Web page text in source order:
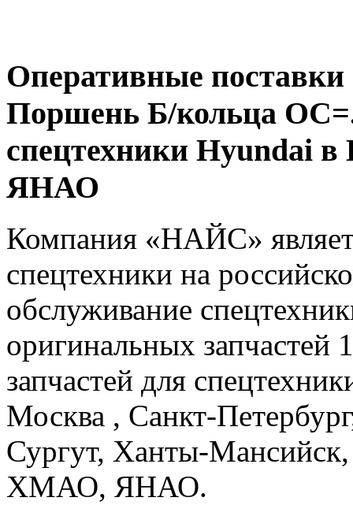
Оперативные
Поршень Б/кольца
спецтехники Hyundai
ЯНАО
Компания «НАЙС»
спецтехники на
обслуживание
оригинальных
запчастей для
Москва , Санкт-
Сургут, Ханты-
ХМАО, ЯНАО.